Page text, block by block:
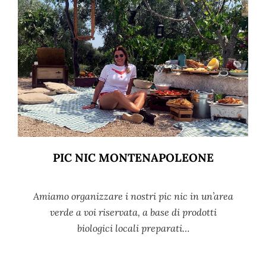
PIC NIC MONTENAPOLEONE
Amiamo organizzare i nostri pic nic in un’area
verde a voi riservata, a base di prodotti
biologici locali preparati…